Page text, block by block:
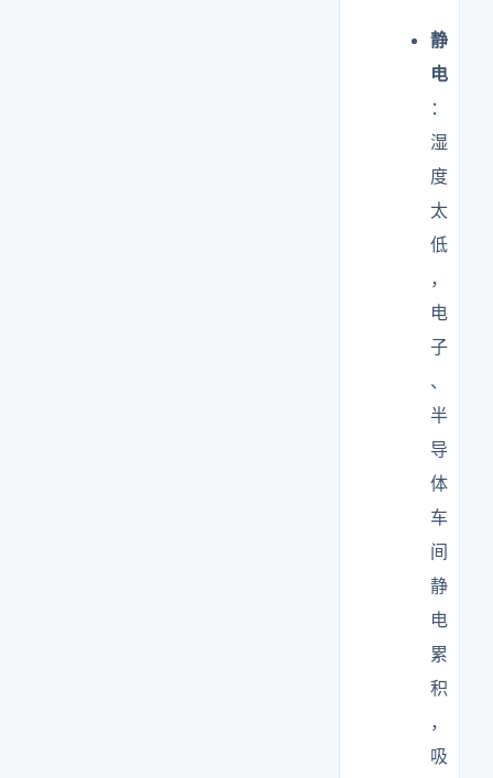
静
电
：
湿
度
太
低
，
电
子
、
半
导
体
车
间
静
电
累
积
，
吸